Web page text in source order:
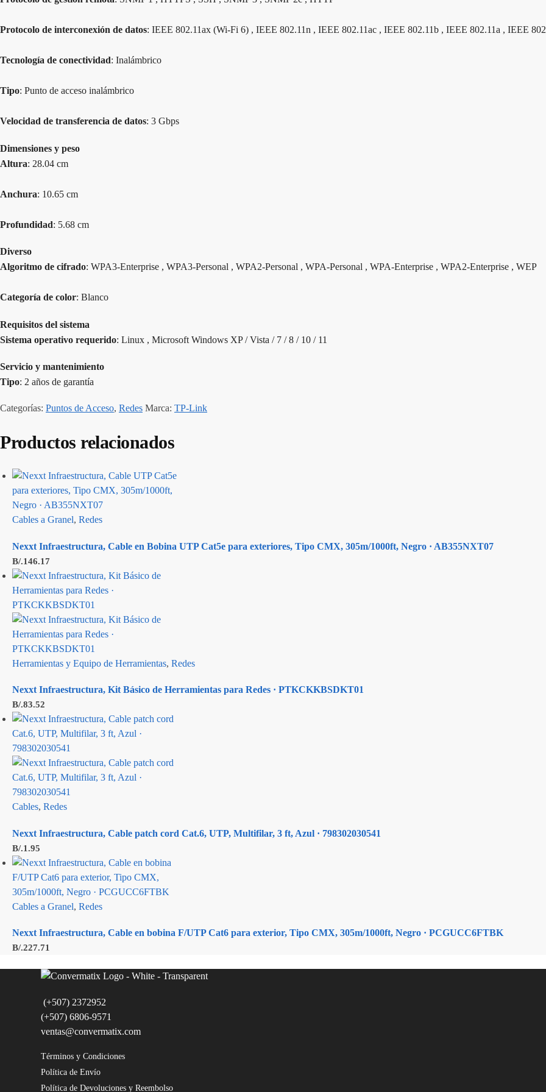
Protocolo de interconexión de datos: IEEE 802.11ax (Wi-Fi 6) , IEEE 802.11n , IEEE 802.11ac , IEEE 802.11b , IEEE 802.11a , IEEE
Tecnología de conectividad: Inalámbrico
Tipo: Punto de acceso inalámbrico
Velocidad de transferencia de datos: 3 Gbps
Dimensiones y peso
Altura: 28.04 cm
Anchura: 10.65 cm
Profundidad: 5.68 cm
Diverso
Algoritmo de cifrado: WPA3-Enterprise , WPA3-Personal , WPA2-Personal , WPA-Personal , WPA-Enterprise , WPA2-Enterprise , WEP
Categoría de color: Blanco
Requisitos del sistema
Sistema operativo requerido: Linux , Microsoft Windows XP / Vista / 7 / 8 / 10 / 11
Servicio y mantenimiento
Tipo: 2 años de garantía
Categorías: Puntos de Acceso, Redes Marca: TP-Link
Productos relacionados
Cables a Granel, Redes
Nexxt Infraestructura, Cable en Bobina UTP Cat5e para exteriores, Tipo CMX, 305m/1000ft, Negro · AB355NXT07
B/.146.17
Herramientas y Equipo de Herramientas, Redes
Nexxt Infraestructura, Kit Básico de Herramientas para Redes · PTKCKKBSDKT01
B/.83.52
Cables, Redes
Nexxt Infraestructura, Cable patch cord Cat.6, UTP, Multifilar, 3 ft, Azul · 798302030541
B/.1.95
Cables a Granel, Redes
Nexxt Infraestructura, Cable en bobina F/UTP Cat6 para exterior, Tipo CMX, 305m/1000ft, Negro · PCGUCC6FTBK
B/.227.71
(+507) 2372952
(+507) 6806-9571
ventas@convermatix.com
Términos y Condiciones
Política de Envío
Política de Devoluciones y Reembolso